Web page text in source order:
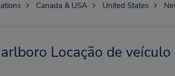
Canada & USA United States
Locação de